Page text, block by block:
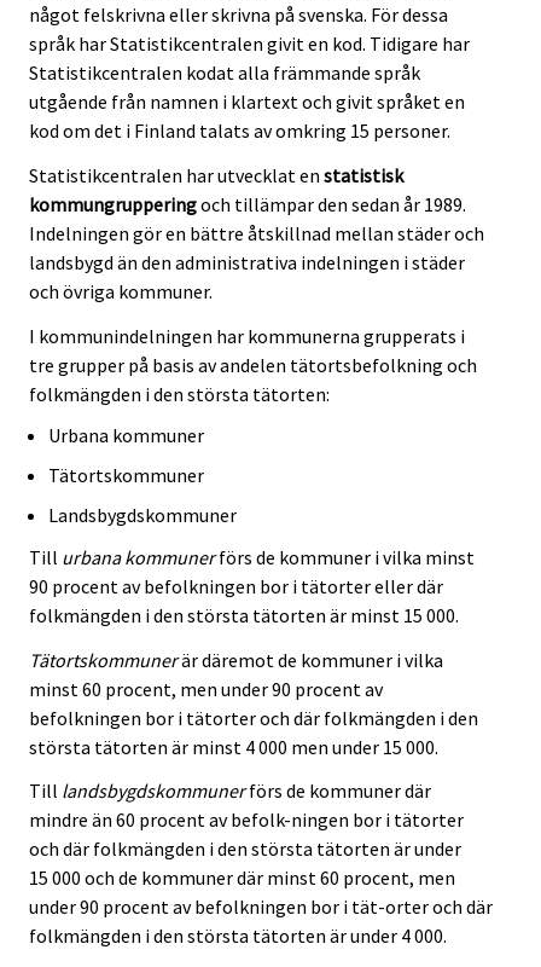
något felskrivna eller skrivna på svenska. För dessa
språk har Statistikcentralen givit en kod. Tidigare har
Statistikcentralen kodat alla främmande språk
utgående från namnen i klartext och givit språket en
kod om det i Finland talats av omkring 15 personer.
Statistikcentralen har utvecklat en statistisk
kommungrupperingoch tillämpar den sedan år 1989.
Indelningen gör en bättre åtskillnad mellan städer och
landsbygd än den administrativa indelningen i städer
och övriga kommuner.
I kommunindelningen har kommunerna grupperats i
tre grupper på basis av andelen tätortsbefolkning och
folkmängden i den största tätorten:
Urbana kommuner
Tätortskommuner
Landsbygdskommuner
Till urbana kommunerförs de kommuner i vilka minst
90 procent av befolkningen bor i tätorter eller där
folkmängden i den största tätorten är minst 15 000.
Tätortskommunerär däremot de kommuner i vilka
minst 60 procent, men under 90 procent av
befolkningen bor i tätorter och där folkmängden i den
största tätorten är minst 4 000 men under 15 000.
Till landsbygdskommunerförs de kommuner där
mindre än 60 procent av befolk-ningen bor i tätorter
och där folkmängden i den största tätorten är under
15 000 och de kommuner där minst 60 procent, men
under 90 procent av befolkningen bor i tät-orter och där
folkmängden i den största tätorten är under 4 000.